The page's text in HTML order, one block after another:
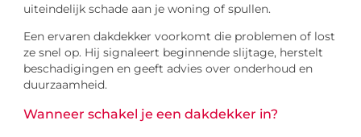
uiteindelijk schade aan je woning of spullen.
Een ervaren dakdekker voorkomt die problemen of lost
ze snel op. Hij signaleert beginnende slijtage, herstelt
beschadigingen en geeft advies over onderhoud en
duurzaamheid.
Wanneer schakel je een dakdekker in?